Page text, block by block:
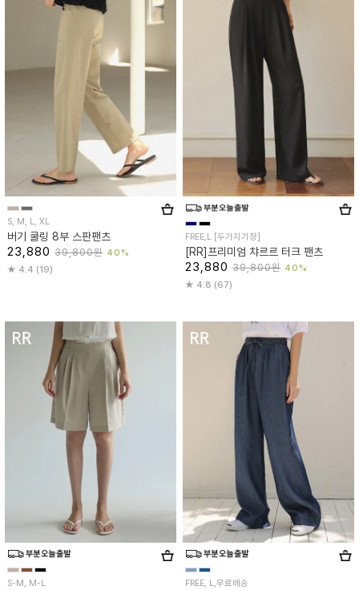
S, M, L, XL
버기 쿨링 8부 스판팬츠
23,88039,800원 40%
4.4 (19)
FREE,L [두가지기장]
[RR]프리미엄 챠르르 터크 팬츠
23,88039,800원 40%
4.8 (67)
S-M, M-L FREE, L,무료배송